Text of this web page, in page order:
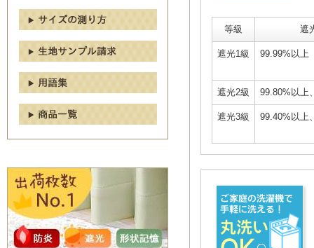
等級 遮
遮光1級 99.99%以上
遮光2級 99.80%以上
遮光3級 99.40%以上